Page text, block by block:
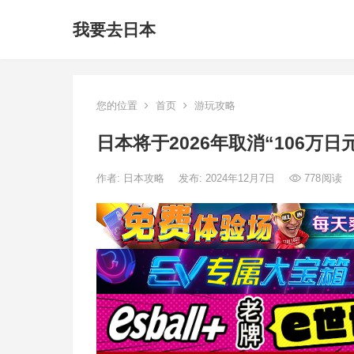
我要去日本
您的位置 首页 游玩攻略
日本将于2026年取消“106万日
作者: 日本攻略 发布: 2024年12月7日 778阅读